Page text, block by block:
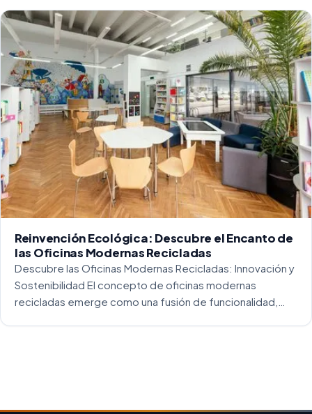
Reinvención Ecológica: Descubre el Encanto de
las Oficinas Modernas Recicladas
Descubre las Oficinas Modernas Recicladas: Innovación y
Sostenibilidad El concepto de oficinas modernas
recicladas emerge como una fusión de funcionalidad,